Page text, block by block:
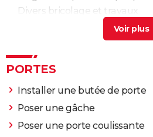
Divers bricolage et travaux
Jeu dans poignée de porte
Divers bricolage et travaux
Comment fermer une porte
sans poignée
PORTES
Installer une butée de porte
Poser une gâche
Poser une porte coulissante